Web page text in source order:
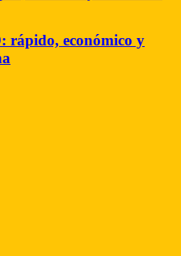
rápido, económico y